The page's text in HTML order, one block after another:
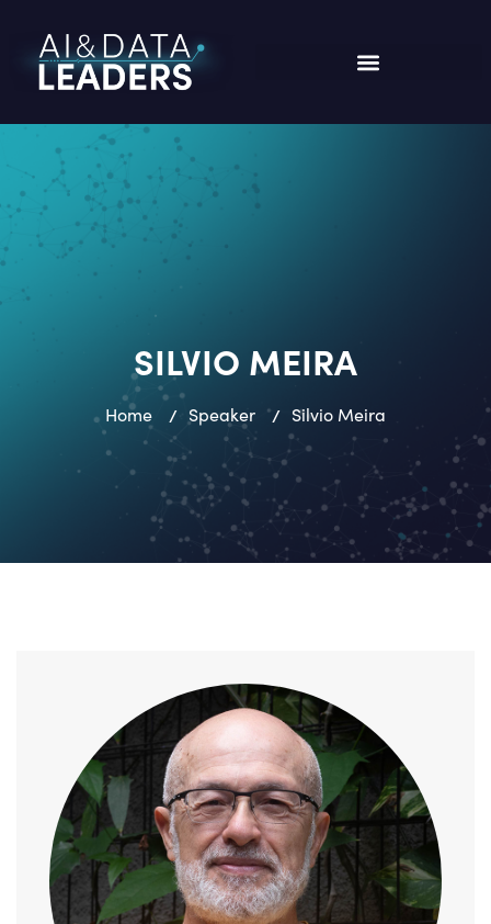
SILVIO MEIRA
Home / Speaker / Silvio Meira